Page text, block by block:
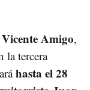
Amigo,
la tercera
hasta el 28